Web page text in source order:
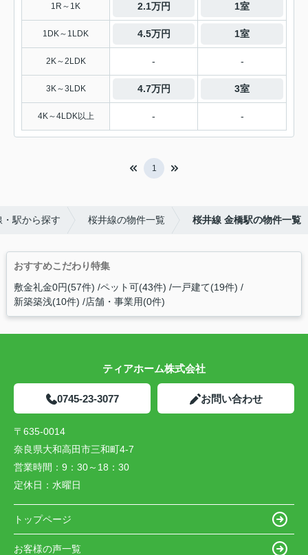
1R～1K 2.1万円 1室
1DK～1LDK 4.5万円 1室
2K～2LDK - -
3K～3LDK 4.7万円 3室
4K～4LDK以上 - -
1
・駅から探す 桜井線の物件一覧 桜井線 金橋駅の物件一覧
おすすめこだわり特集
敷金礼金0円(57件) ペット可(43件) 一戸建て(19件)
新築築浅(10件) 店舗・事業用(0件)
ティアホーム株式会社
0745-23-3077 お問い合わせ
〒635-0014
奈良県大和高田市三和町4-7
営業時間： 9：30～18：30
定休日： 水曜日
トップページ
お客様の声一覧